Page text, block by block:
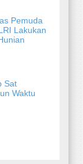
Pemuda
Lakukan
Sat
Waktu